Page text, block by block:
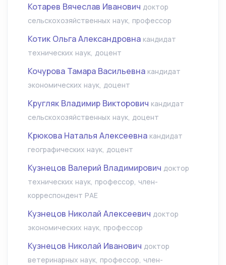
Котарев Вячеслав Иванович доктор
сельскохозяйственных наук, профессор
Котик Ольга Александровна кандидат
технических наук, доцент
Кочурова Тамара Васильевна кандидат
экономических наук, доцент
Кругляк Владимир Викторович кандидат
сельскохозяйственных наук, доцент
Крюкова Наталья Алексеевна кандидат
географических наук, доцент
Кузнецов Валерий Владимирович доктор
технических наук, профессор, член-
корреспондент РАЕ
Кузнецов Николай Алексеевич доктор
экономических наук, профессор
Кузнецов Николай Иванович доктор
ветеринарных наук, профессор, член-